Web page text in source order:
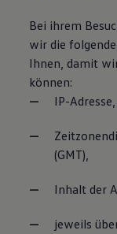
Bei ihrem
wir die
Ihnen, damit
können:
IP-
(GMT),
Inhalt der
jeweils